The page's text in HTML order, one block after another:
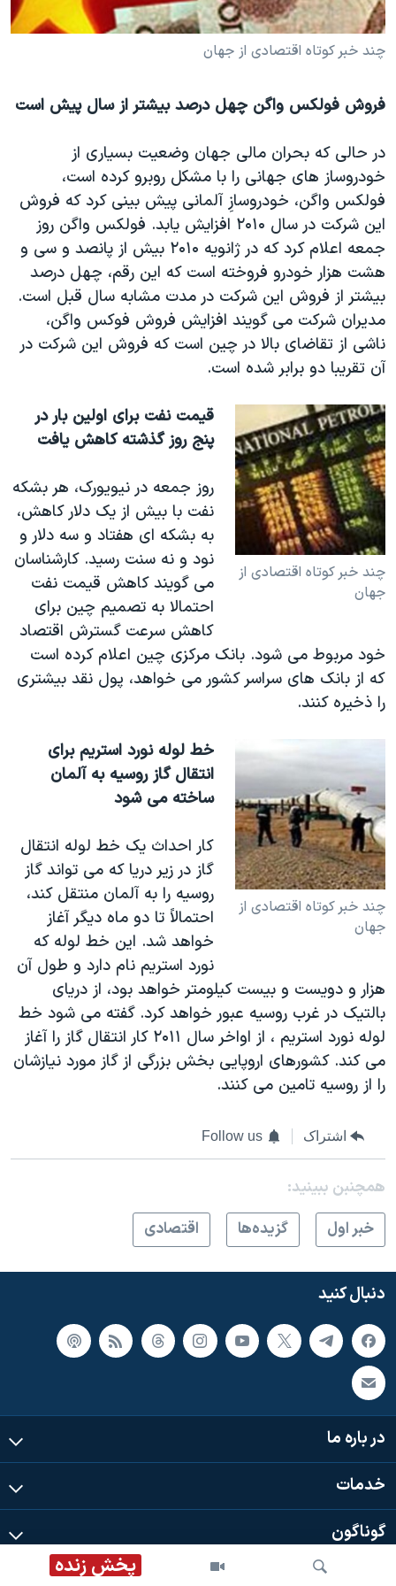
فرهنگ و زندگی
حقوق شهروندی
علم و فناوری
اسرائیل در جنگ
گالری عکس
آرشیو پخش زنده
مستندها
انتخابات ریاست جمهوری آمریکا ۲۰۲۴
رمز مهسا
ورزش زنان در ایران
اعتراضات زن، زندگی، آزادی
مجموعه مستندهای دادخواهی
تریبونال مردمی آبان ۹۸
دادگاه حمید نوری
چهل سال گروگان‌گیری
قانون شفافیت دارائی کادر رهبری ایران
اعتراضات مردمی آبان ۹۸
نرگس محمدی برنده جایزه نوبل صلح
همایش محافظه‌کاران آمریکا «سی‌پک»
صفحه‌های ویژه
سفر پرزیدنت ترامپ به چین
دنبال کنید
پخش زنده
چند خبر کوتاه اقتصادی از جهان
فروش فولکس واگن چهل درصد بيشتر از سال پيش است
در حالی که بحران مالی جهان وضعيت بسياری از
خودروساز های جهانی را با مشکل روبرو کرده است،
فولکس واگن، خودروسازِ آلمانی پيش بينی کرد که فروش
اين شرکت در سال ۲۰۱۰ افزايش يابد. فولکس واگن روز
جمعه اعلام کرد که در ژانويه ۲۰۱۰ بيش از پانصد و سی و
هشت هزار خودرو فروخته است که اين رقم، چهل درصد
بيشتر از فروش اين شرکت در مدت مشابه سال قبل است.
مديران شرکت می گويند افزايش فروش فوکس واگن،
ناشی از تقاضای بالا در چين است که فروش اين شرکت در
آن تقريبا دو برابر شده است.
چند خبر کوتاه اقتصادی از
جهان
قيمت نفت برای اولين بار در
پنج روز گذشته کاهش يافت
روز جمعه در نيويورک، هر بشکه
نفت با بيش از يک دلار کاهش،
به بشکه ای هفتاد و سه دلار و
نود و نه سنت رسيد. کارشناسان
می گويند کاهش قيمت نفت
احتمالا به تصميم چين برای
کاهش سرعت گسترش اقتصاد
خود مربوط می شود. بانک مرکزی چين اعلام کرده است
که از بانک های سراسر کشور می خواهد، پول نقد بيشتری
را ذخيره کنند.
چند خبر کوتاه اقتصادی از
جهان
خط لوله نورد استريم برای
انتقال گاز روسيه به آلمان
ساخته می شود
کار احداث يک خط لوله انتقال
گاز در زير دريا که می تواند گاز
روسيه را به آلمان منتقل کند،
احتمالاً تا دو ماه ديگر آغاز
خواهد شد. اين خط لوله که
نورد استريم نام دارد و طول آن
هزار و دويست و بيست کيلومتر خواهد بود، از دريای
بالتيک در غرب روسيه عبور خواهد کرد. گفته می شود خط
لوله نورد استريم ، از اواخر سال ۲۰۱۱ کار انتقال گاز را آغاز
می کند. کشورهای اروپايی بخش بزرگی از گاز مورد نيازشان
را از روسيه تامين می کنند.
اشتراک Follow us
همچنبن ببینید:
خبر اول
گزيده‌ها اقتصادی
دنبال کنید
در باره ما
خدمات
گوناگون